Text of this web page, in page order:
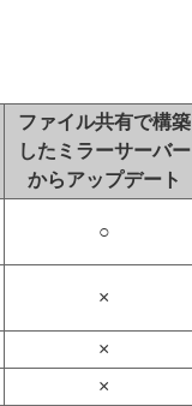
ファイル共有で構築
したミラーサーバー
からアップデート
○
×
×
×